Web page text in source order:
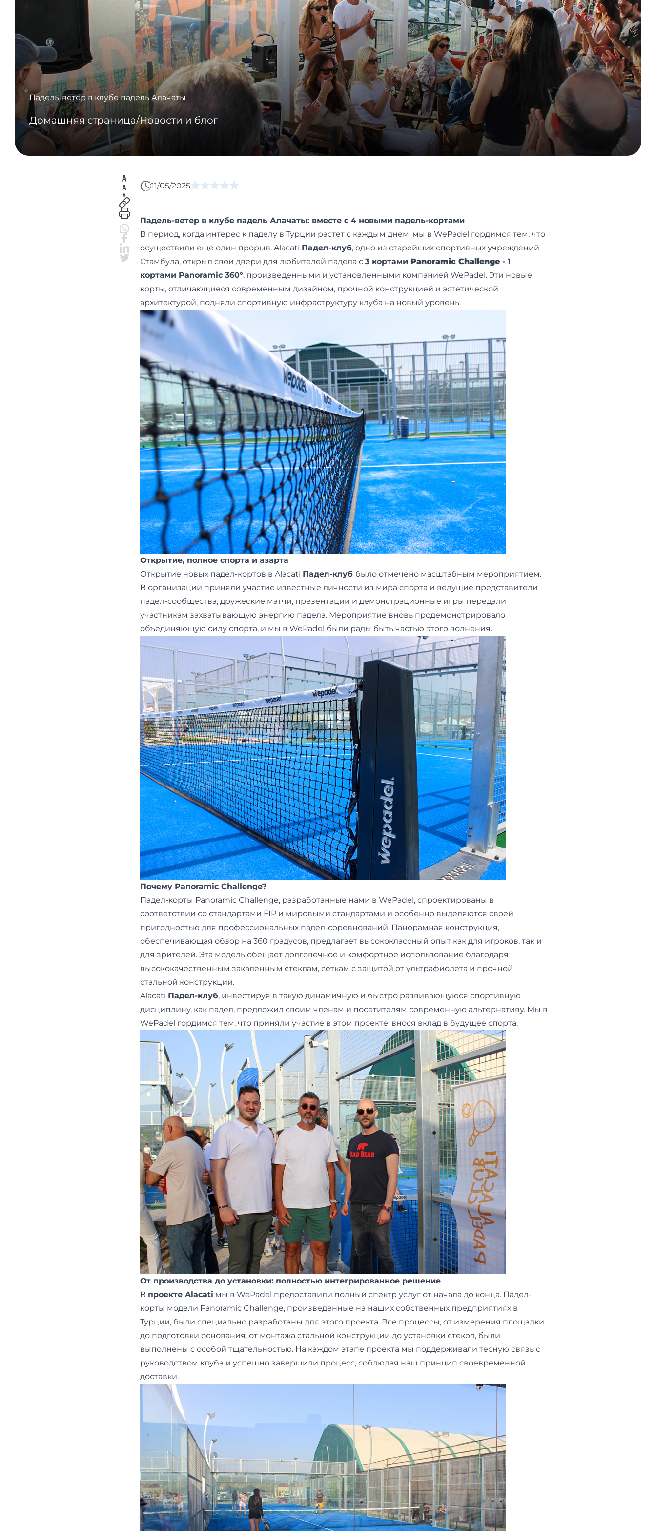
Падель-ветер в клубе падель Алачаты
Домашняя страница/Новости и блог
11/05/2025
Падель-ветер в клубе падель Алачаты: вместе с 4 новыми падель-кортами
В период, когда интерес к паделу в Турции растет с каждым днем, мы в WePadel гордимся тем, что
осуществили еще один прорыв. Alacati Падел-клуб, одно из старейших спортивных учреждений
Стамбула, открыл свои двери для любителей падела с 3 кортами Panoramic Challenge - 1
кортами Panoramic 360°, произведенными и установленными компанией WePadel. Эти новые
корты, отличающиеся современным дизайном, прочной конструкцией и эстетической
архитектурой, подняли спортивную инфраструктуру клуба на новый уровень.
Открытие, полное спорта и азарта
Открытие новых падел-кортов в Alacati Падел-клуб было отмечено масштабным мероприятием.
В организации приняли участие известные личности из мира спорта и ведущие представители
падел-сообщества; дружеские матчи, презентации и демонстрационные игры передали
участникам захватывающую энергию падела. Мероприятие вновь продемонстрировало
объединяющую силу спорта, и мы в WePadel были рады быть частью этого волнения.
Почему Panoramic Challenge?
Падел-корты Panoramic Challenge, разработанные нами в WePadel, спроектированы в
соответствии со стандартами FIP и мировыми стандартами и особенно выделяются своей
пригодностью для профессиональных падел-соревнований. Панорамная конструкция,
обеспечивающая обзор на 360 градусов, предлагает высококлассный опыт как для игроков, так и
для зрителей. Эта модель обещает долговечное и комфортное использование благодаря
высококачественным закаленным стеклам, сеткам с защитой от ультрафиолета и прочной
стальной конструкции.
Alacati Падел-клуб, инвестируя в такую динамичную и быстро развивающуюся спортивную
дисциплину, как падел, предложил своим членам и посетителям современную альтернативу. Мы в
WePadel гордимся тем, что приняли участие в этом проекте, внося вклад в будущее спорта.
От производства до установки: полностью интегрированное решение
В проекте Alacati мы в WePadel предоставили полный спектр услуг от начала до конца. Падел-
корты модели Panoramic Challenge, произведенные на наших собственных предприятиях в
Турции, были специально разработаны для этого проекта. Все процессы, от измерения площадки
до подготовки основания, от монтажа стальной конструкции до установки стекол, были
выполнены с особой тщательностью. На каждом этапе проекта мы поддерживали тесную связь с
руководством клуба и успешно завершили процесс, соблюдая наш принцип своевременной
доставки.